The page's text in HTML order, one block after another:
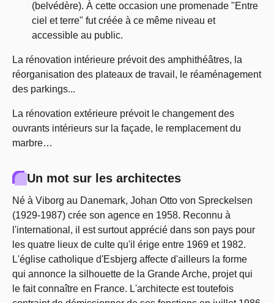
(belvédère). À cette occasion une promenade "Entre
ciel et terre" fut créée à ce même niveau et
accessible au public.
La rénovation intérieure prévoit des amphithéâtres, la
réorganisation des plateaux de travail, le réaménagement
des parkings...
La rénovation extérieure prévoit le changement des
ouvrants intérieurs sur la façade, le remplacement du
marbre…
Un mot sur les architectes
Né à Viborg au Danemark, Johan Otto von Spreckelsen
(1929-1987) crée son agence en 1958. Reconnu à
l'international, il est surtout apprécié dans son pays pour
les quatre lieux de culte qu'il érige entre 1969 et 1982.
L'église catholique d'Esbjerg affecte d'ailleurs la forme
qui annonce la silhouette de la Grande Arche, projet qui
le fait connaître en France. L'architecte est toutefois